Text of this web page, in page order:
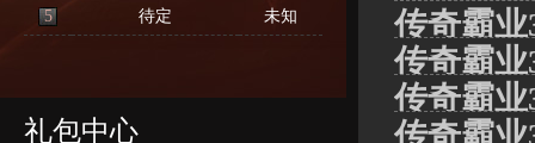
5 待定 未知
礼包中心
传奇霸
传奇霸
传奇霸
传奇霸